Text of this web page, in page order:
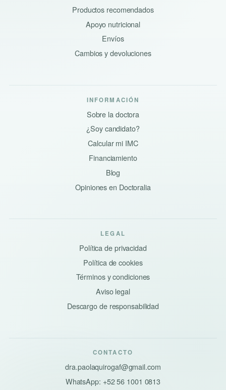
Productos recomendados
Apoyo nutricional
Envíos
Cambios y devoluciones
INFORMACIÓN
Sobre la doctora
¿Soy candidato?
Calcular mi IMC
Financiamiento
Blog
Opiniones en Doctoralia
LEGAL
Política de privacidad
Política de cookies
Términos y condiciones
Aviso legal
Descargo de responsabilidad
CONTACTO
dra.paolaquirogaf@gmail.com
WhatsApp: +52 56 1001 0813